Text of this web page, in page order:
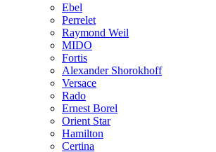
Ebel
Perrelet
Raymond Weil
MIDO
Fortis
Alexander Shorokhoff
Versace
Rado
Ernest Borel
Orient Star
Hamilton
Certina